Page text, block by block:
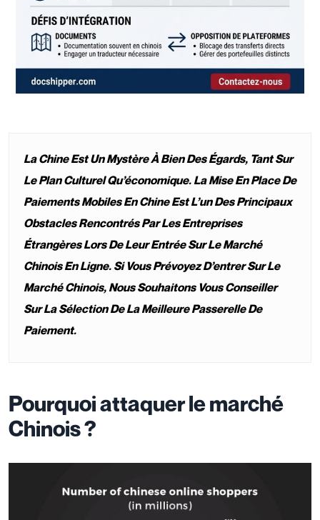
La Chine Est Un Mystère À Bien Des Égards, Tant Sur
Le Plan Culturel Qu’économique. La Mise En Place De
Paiements Mobiles En Chine Est L’un Des Principaux
Obstacles Rencontrés Par Les Entreprises
Étrangères Lors De Leur Entrée Sur Le Marché
Chinois En Ligne. Si Vous Prévoyez D’entrer Sur Le
Marché Chinois, Nous Souhaitons Vous Conseiller
Sur La Sélection De La Meilleure Passerelle De
Paiement.
Pourquoi attaquer le marché
Chinois ?